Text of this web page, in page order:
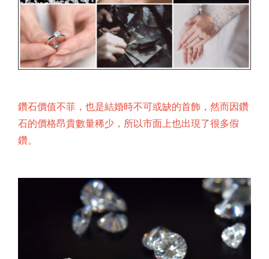
鑽石價值不菲，也是結婚時不可或缺的首飾，然而因鑽
石的價格昂貴數量稀少，所以市面上也出現了很多假
鑽。